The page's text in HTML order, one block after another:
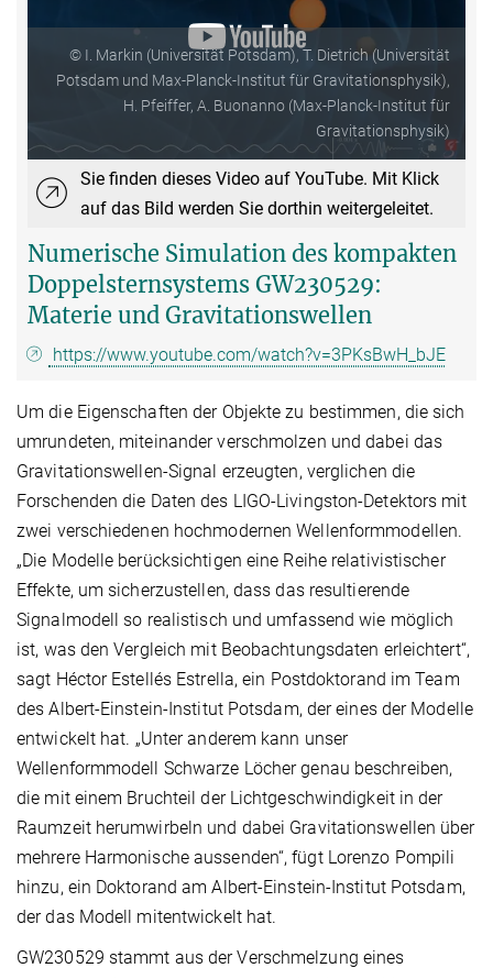
© I. Markin (Universität Potsdam), T. Dietrich (Universität
Potsdam und Max-Planck-Institut für Gravitationsphysik),
H. Pfeiffer, A. Buonanno (Max-Planck-Institut für
Gravitationsphysik)
Sie finden dieses Video auf YouTube. Mit Klick
auf das Bild werden Sie dorthin weitergeleitet.
Numerische Simulation des kompakten
Doppelsternsystems GW230529:
Materie und Gravitationswellen
https://www.youtube.com/watch?v=3PKsBwH_bJE
Um die Eigenschaften der Objekte zu bestimmen, die sich
umrundeten, miteinander verschmolzen und dabei das
Gravitationswellen-Signal erzeugten, verglichen die
Forschenden die Daten des LIGO-Livingston-Detektors mit
zwei verschiedenen hochmodernen Wellenformmodellen.
„Die Modelle berücksichtigen eine Reihe relativistischer
Effekte, um sicherzustellen, dass das resultierende
Signalmodell so realistisch und umfassend wie möglich
ist, was den Vergleich mit Beobachtungsdaten erleichtert“,
sagt Héctor Estellés Estrella, ein Postdoktorand im Team
des Albert-Einstein-Institut Potsdam, der eines der Modelle
entwickelt hat. „Unter anderem kann unser
Wellenformmodell Schwarze Löcher genau beschreiben,
die mit einem Bruchteil der Lichtgeschwindigkeit in der
Raumzeit herumwirbeln und dabei Gravitationswellen über
mehrere Harmonische aussenden“, fügt Lorenzo Pompili
hinzu, ein Doktorand am Albert-Einstein-Institut Potsdam,
der das Modell mitentwickelt hat.
GW230529 stammt aus der Verschmelzung eines